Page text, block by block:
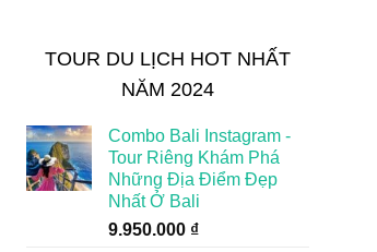
TOUR DU LỊCH HOT NHẤT
NĂM 2024
Combo Bali Instagram -
Tour Riêng Khám Phá
Những Địa Điểm Đẹp
Nhất Ở Bali
9.950.000 ₫